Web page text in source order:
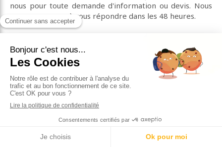
nous pour toute demande d'information ou devis. Nous
nous engageons à vous répondre dans les 48 heures.
Contacter KIYICI, couverture